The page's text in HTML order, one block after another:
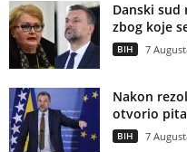
Danski
zbog koje
BIH 7
Nakon
otvorio
BIH 7